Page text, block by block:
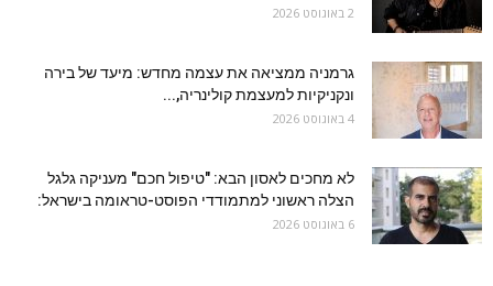
2 באוגוסט 2026
גרמניה ממציאה את עצמה מחדש: מיעד של בירה
ונקניקיות למעצמת קולינריה,...
4 באוגוסט 2026
לא מחכים לאסון הבא: "טיפול חכם" מעניקה גלגל
הצלה ראשוני למתמודדי הפוסט-טראומה בישראל:
6 באוגוסט 2026